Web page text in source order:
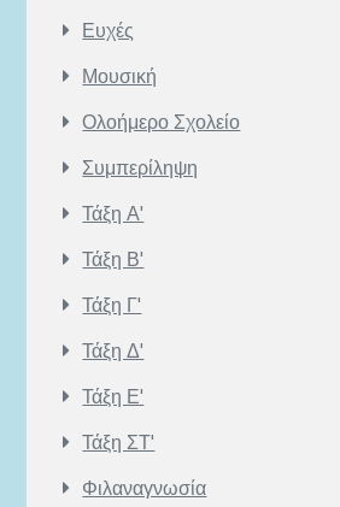
Ευχές
Μουσική
Ολοήμερο Σχολείο
Συμπερίληψη
Τάξη Α'
Τάξη Β'
Τάξη Γ'
Τάξη Δ'
Τάξη Ε'
Τάξη ΣΤ'
Φιλαναγνωσία